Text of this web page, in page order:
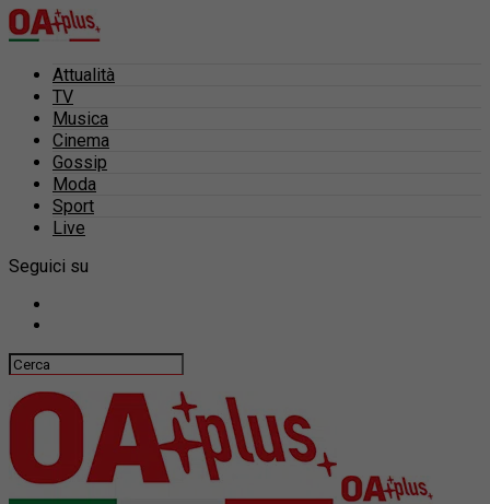
Attualità
TV
Musica
Cinema
Gossip
Moda
Sport
Live
Seguici su